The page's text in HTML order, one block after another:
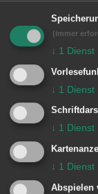
erkundete
Besondere
Einheiten
Zugführer vom
(immer
↓ 1 Dienst
↓ 1 Dienst
↓ 1 Dienst
↓ 1 Dienst
Abspielen